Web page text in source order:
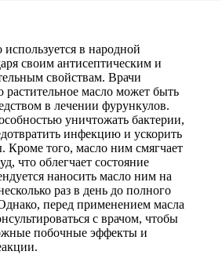
в народной
своим антисептическим и
свойствам. Врачи
растительное масло может быть
в лечении фурункулов.
уничтожать бактерии,
инфекцию и ускорить
Кроме того, масло ним смягчает
что облегчает состояние
наносить масло ним на
раз в день до полного
перед применением масла
с врачом, чтобы
побочные эффекты и